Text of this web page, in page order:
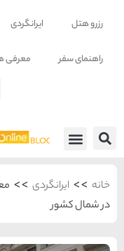
اقامتی خاطره انگیز